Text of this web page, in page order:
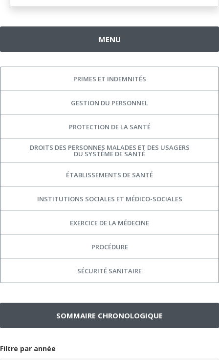
MENU
PRIMES ET INDEMNITÉS
GESTION DU PERSONNEL
PROTECTION DE LA SANTÉ
DROITS DES PERSONNES MALADES ET DES USAGERS
DU SYSTÈME DE SANTÉ
ÉTABLISSEMENTS DE SANTÉ
INSTITUTIONS SOCIALES ET MÉDICO-SOCIALES
EXERCICE DE LA MÉDECINE
PROCÉDURE
SÉCURITÉ SANITAIRE
SOMMAIRE CHRONOLOGIQUE
Filtre par année